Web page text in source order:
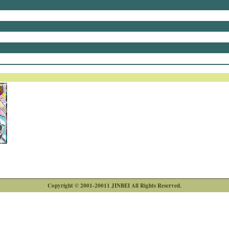
Copyright © 2001-20011 JINBEI All Rights Reserved.